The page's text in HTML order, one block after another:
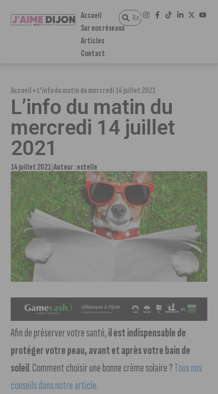
Accueil
Sur nos réseaux
Articles
Contact
Accueil»L’info du matin du mercredi 14 juillet 2021
L’info du matin du
mercredi 14 juillet
2021
14 juillet 2021 Auteur :estelle
Afin de préserver votre santé,il est indispensable de
protéger votre peau, avant et après votre bain de
soleil. Comment choisir une bonne crème solaire ?Tous nos
conseils dans notre article.